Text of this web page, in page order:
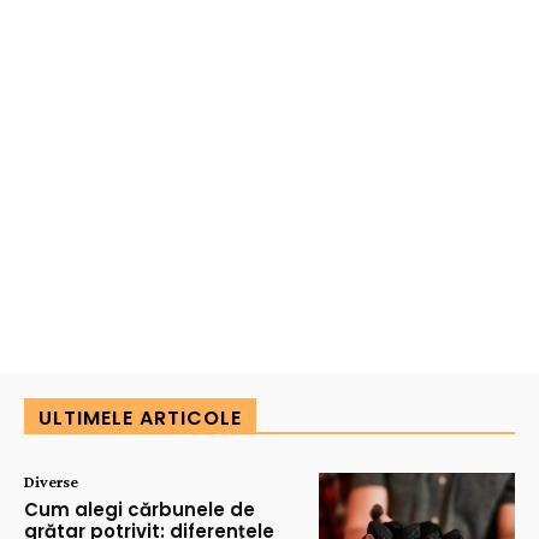
ULTIMELE ARTICOLE
Diverse
Cum alegi cărbunele de
grătar potrivit: diferențele